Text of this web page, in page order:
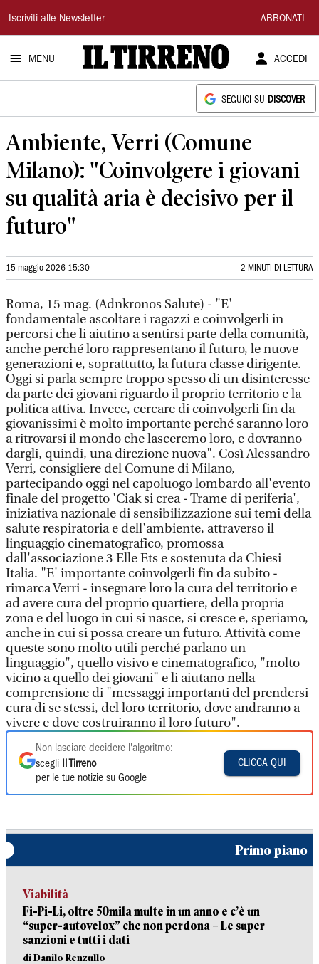
Il
Tirreno
Iscriviti alle Newsletter ABBONATI
MENU ACCEDI
SEGUICI SU DISCOVER
Ambiente, Verri (Comune
Milano): "Coinvolgere i giovani
su qualità aria è decisivo per il
futuro"
15 maggio 2026 15:30 2 MINUTI DI LETTURA
Roma, 15 mag. (Adnkronos Salute) - "E'
fondamentale ascoltare i ragazzi e coinvolgerli in
percorsi che li aiutino a sentirsi parte della comunità,
anche perché loro rappresentano il futuro, le nuove
generazioni e, soprattutto, la futura classe dirigente.
Oggi si parla sempre troppo spesso di un disinteresse
da parte dei giovani riguardo il proprio territorio e la
politica attiva. Invece, cercare di coinvolgerli fin da
giovanissimi è molto importante perché saranno loro
a ritrovarsi il mondo che lasceremo loro, e dovranno
dargli, quindi, una direzione nuova". Così Alessandro
Verri, consigliere del Comune di Milano,
partecipando oggi nel capoluogo lombardo all'evento
finale del progetto 'Ciak si crea - Trame di periferia',
iniziativa nazionale di sensibilizzazione sui temi della
salute respiratoria e dell'ambiente, attraverso il
linguaggio cinematografico, promossa
dall'associazione 3 Elle Ets e sostenuta da Chiesi
Italia. "E' importante coinvolgerli fin da subito -
rimarca Verri - insegnare loro la cura del territorio e
ad avere cura del proprio quartiere, della propria
zona e del luogo in cui si nasce, si cresce e, speriamo,
anche in cui si possa creare un futuro. Attività come
queste sono molto utili perché parlano un
linguaggio", quello visivo e cinematografico, "molto
vicino a quello dei giovani" e li aiutano nella
comprensione di "messaggi importanti del prendersi
cura di se stessi, del loro territorio, dove andranno a
vivere e dove costruiranno il loro futuro".
Non lasciare decidere l'algoritmo:
scegli
Il Tirreno
per le tue notizie su Google
CLICCA QUI
Primo piano
Viabilità
Fi-Pi-Li, oltre 50mila multe in un anno e c’è un
“super-autovelox” che non perdona – Le super
sanzioni e tutti i dati
di Danilo Renzullo